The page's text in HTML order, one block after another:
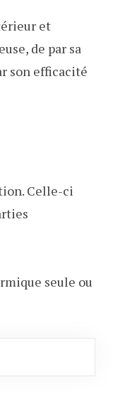
et
de par sa
son efficacité
Celle-ci
seule ou